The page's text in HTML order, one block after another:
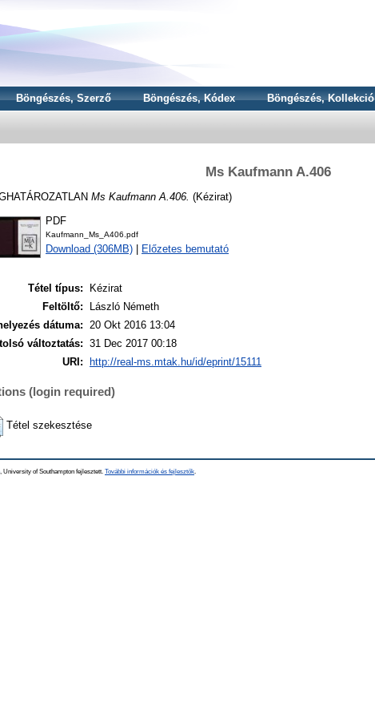
Böngészés, Szerző Böngészés, Kódex Böngészés, Kollekció
Ms Kaufmann A.406
Ms Kaufmann A.406. (Kézirat)
PDF
Kaufmann_Ms_A406.pdf
Download (306MB) Előzetes bemutató
Tétel típus:
Kézirat
Feltöltő:
László Németh
dátuma: 20 Okt 2016 13:04
változtatás:
31 Dec 2017 00:18
URI:
http://real-ms.mtak.hu/id/eprint/15111
(login required)
Tétel szekesztése
, University of Southampton fejlesztett. További információk és fejlesztők